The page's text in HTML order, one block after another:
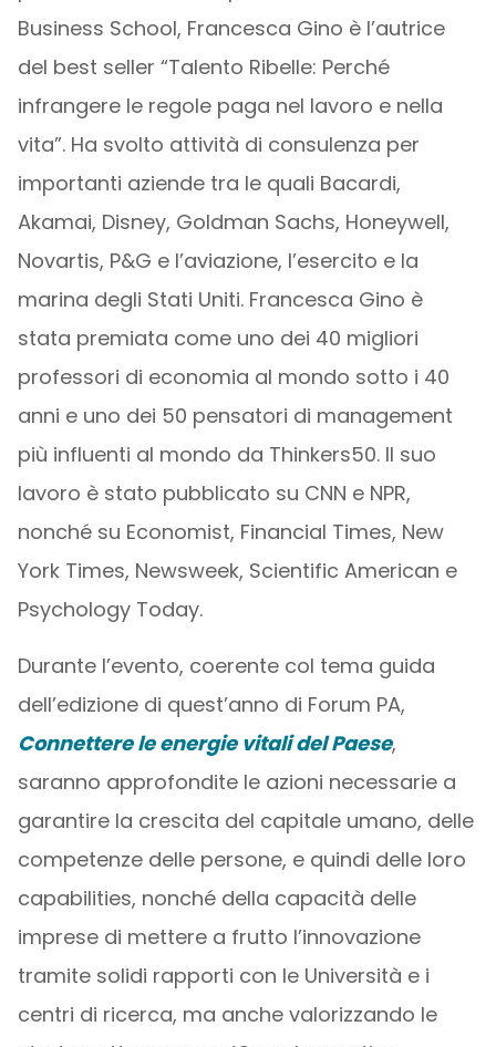
Business School, Francesca Gino è l’autrice
del best seller “Talento Ribelle: Perché
infrangere le regole paga nel lavoro e nella
vita”. Ha svolto attività di consulenza per
importanti aziende tra le quali Bacardi,
Akamai, Disney, Goldman Sachs, Honeywell,
Novartis, P&G e l’aviazione, l’esercito e la
marina degli Stati Uniti. Francesca Gino è
stata premiata come uno dei 40 migliori
professori di economia al mondo sotto i 40
anni e uno dei 50 pensatori di management
più influenti al mondo da Thinkers50. Il suo
lavoro è stato pubblicato su CNN e NPR,
nonché su Economist, Financial Times, New
York Times, Newsweek, Scientific American e
Psychology Today.
Durante l’evento, coerente col tema guida
dell’edizione di quest’anno di Forum PA,
Connettere le energie vitali del Paese,
saranno approfondite le azioni necessarie a
garantire la crescita del capitale umano, delle
competenze delle persone, e quindi delle loro
capabilities, nonché della capacità delle
imprese di mettere a frutto l’innovazione
tramite solidi rapporti con le Università e i
centri di ricerca, ma anche valorizzando le